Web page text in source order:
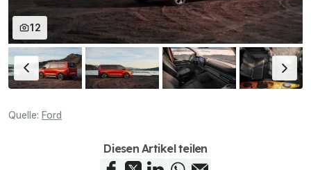
12
Quelle: Ford
Diesen Artikel teilen